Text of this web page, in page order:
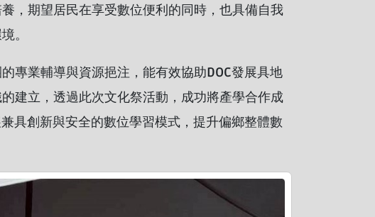
，期望居民在享受數位便利的同時，也具備自我
。
專業輔導與資源挹注，能有效協助DOC發展具地
建立，透過此次文化祭活動，成功將產學合作成
具創新與安全的數位學習模式，提升偏鄉整體數